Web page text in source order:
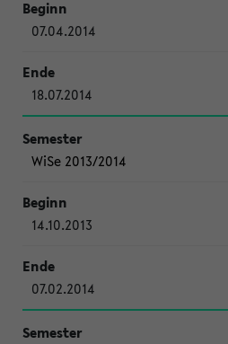
07.04.2014
18.07.2014
WiSe 2013/2014
14.10.2013
07.02.2014